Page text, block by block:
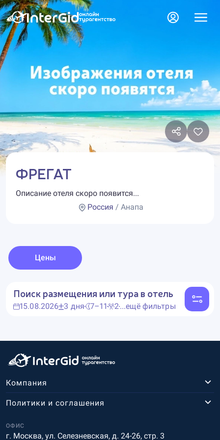
ФРЕГАТ
Описание отеля скоро появится...
Россия / Анапа
Цены
Поиск размещения или тура в отель
15.08.2026 3 дня 7–11 2...ещё фильтры
Компания
ОФИС
г. Москва, ул. Селезневская, д. 24-26, стр. 3
Политики и соглашения